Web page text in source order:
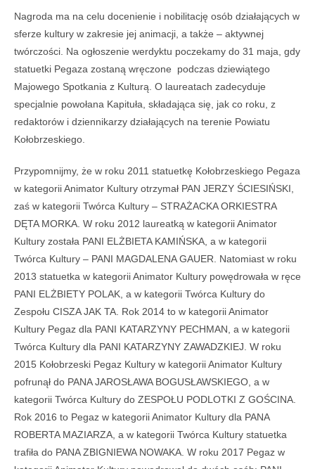
Nagroda ma na celu docenienie i nobilitację osób działających w
sferze kultury w zakresie jej animacji, a także – aktywnej
twórczości. Na ogłoszenie werdyktu poczekamy do 31 maja, gdy
statuetki Pegaza zostaną wręczone podczas dziewiątego
Majowego Spotkania z Kulturą. O laureatach zadecyduje
specjalnie powołana Kapituła, składająca się, jak co roku, z
redaktorów i dziennikarzy działających na terenie Powiatu
Kołobrzeskiego.
Przypomnijmy, że w roku 2011 statuetkę Kołobrzeskiego Pegaza
w kategorii Animator Kultury otrzymał PAN JERZY ŚCIESIŃSKI,
zaś w kategorii Twórca Kultury – STRAŻACKA ORKIESTRA
DĘTA MORKA. W roku 2012 laureatką w kategorii Animator
Kultury została PANI ELŻBIETA KAMIŃSKA, a w kategorii
Twórca Kultury – PANI MAGDALENA GAUER. Natomiast w roku
2013 statuetka w kategorii Animator Kultury powędrowała w ręce
PANI ELŻBIETY POLAK, a w kategorii Twórca Kultury do
Zespołu CISZA JAK TA. Rok 2014 to w kategorii Animator
Kultury Pegaz dla PANI KATARZYNY PECHMAN, a w kategorii
Twórca Kultury dla PANI KATARZYNY ZAWADZKIEJ. W roku
2015 Kołobrzeski Pegaz Kultury w kategorii Animator Kultury
pofrunął do PANA JAROSŁAWA BOGUSŁAWSKIEGO, a w
kategorii Twórca Kultury do ZESPOŁU PODLOTKI Z GOŚCINA.
Rok 2016 to Pegaz w kategorii Animator Kultury dla PANA
ROBERTA MAZIARZA, a w kategorii Twórca Kultury statuetka
trafiła do PANA ZBIGNIEWA NOWAKA. W roku 2017 Pegaz w